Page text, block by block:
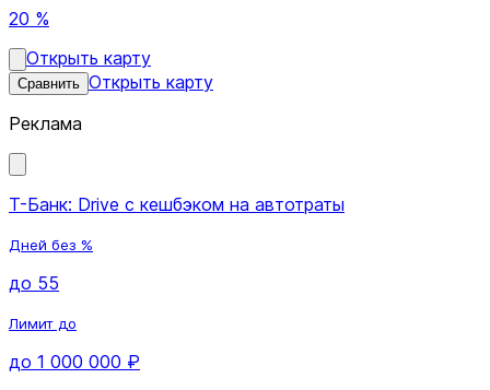
20 %
Открыть карту
Сравнить Открыть карту
Реклама
Т-Банк: Drive с кешбэком на автотраты
Дней без %
до 55
Лимит до
до 1 000 000 ₽